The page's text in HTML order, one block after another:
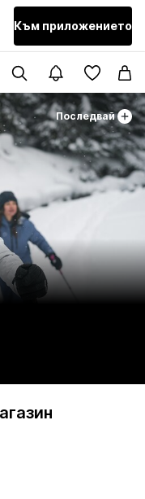
Към приложението
Последвай